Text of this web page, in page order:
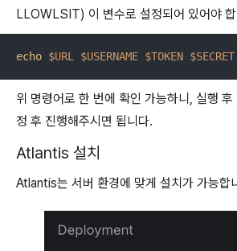
LLOWLSIT) 이 변수로 설정되어 있어야
echo $URL $USERNAME $TOKEN $SECRET
위 명령어로 한 번에 확인 가능하니, 실행 후
정 후 진행해주시면 됩니다.
Atlantis 설치
Atlantis는 서버 환경에 맞게 설치가 가능합